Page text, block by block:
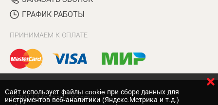
ГРАФИК РАБОТЫ
ПРИНИМАЕМ К ОПЛАТЕ
© 2017 Магазин Хозяин
Cайт использует файлы cookie при сборе данных для
инструментов веб-аналитики (Яндекс.Метрика и т.д.)